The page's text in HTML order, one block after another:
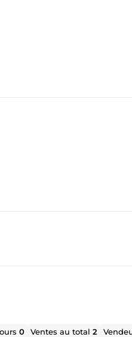
0 Ventes au total2